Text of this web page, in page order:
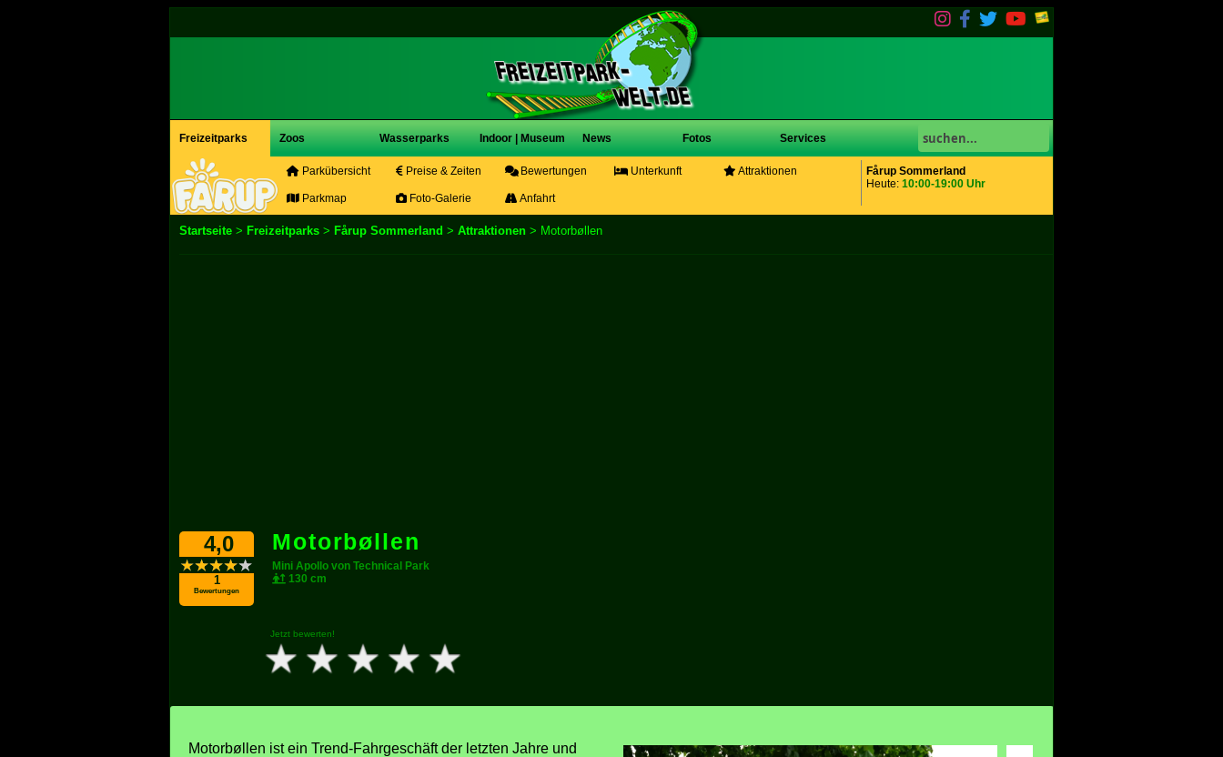
Freizeitparks Zoos Wasserparks Indoor | Museum News Fotos Services
Fårup Sommerland
Heute: 10:00-19:00 Uhr
Parkübersicht Preise & Zeiten Bewertungen Unterkunft Attraktionen
Parkmap Foto-Galerie Anfahrt
Startseite > Freizeitparks > Fårup Sommerland > Attraktionen > Motorbøllen
4,0
1
Bewertungen
Motorbøllen
Mini Apollo von Technical Park
130 cm
Jetzt bewerten!
Motorbøllen ist ein Trend-Fahrgeschäft der letzten Jahre und